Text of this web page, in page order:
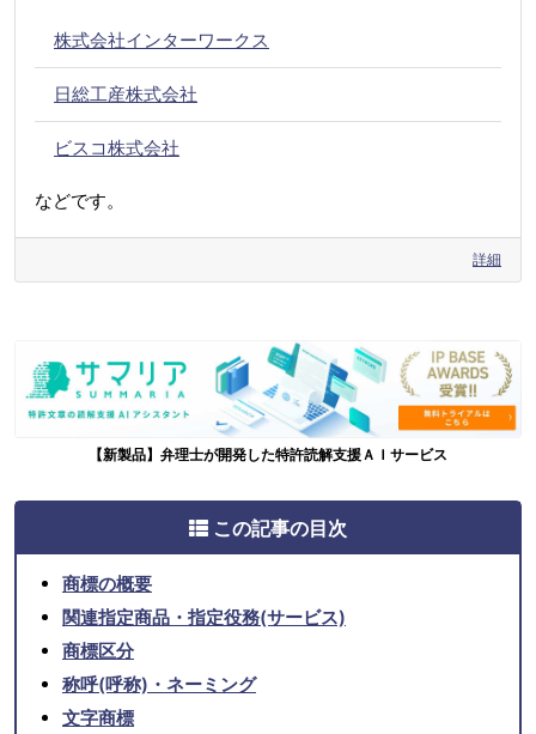
株式会社インターワークス
日総工産株式会社
ビスコ株式会社
などです。
詳細
【新製品】弁理士が開発した特許読解支援ＡＩサービス
この記事の目次
商標の概要
関連指定商品・指定役務(サービス)
商標区分
称呼(呼称)・ネーミング
文字商標